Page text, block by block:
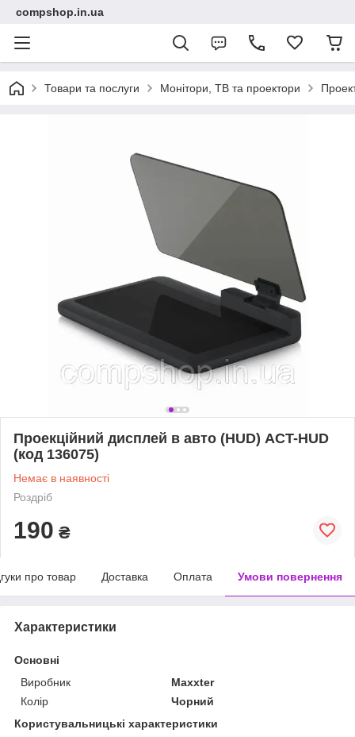
compshop.in.ua
Товари та послуги Монітори, ТВ та проектори
Проекційний дисплей в авто (HUD) ACT-HUD
(код 136075)
Немає в наявності
Роздріб
190 ₴
про товар Доставка Оплата Умови повернення
Характеристики
Основні
Виробник
Maxxter
Колір
Чорний
Користувальницькі характеристики